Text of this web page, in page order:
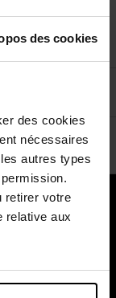
des cookies
des cookies
nécessaires
autres types
retirer votre
relative aux